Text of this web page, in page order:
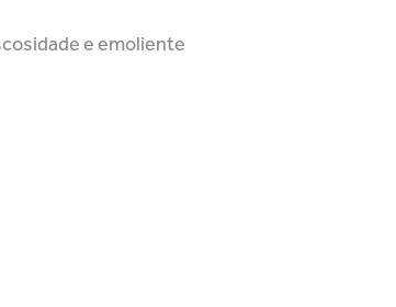
e emoliente